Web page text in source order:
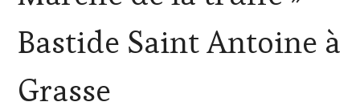
TASTING,
RESTAURATEUR,
CHEF,
ŒNOLOGUE,
SOMMELIER,
Bastide Saint Antoine à
Grasse